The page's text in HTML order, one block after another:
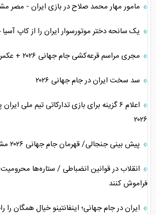
مامور مهار محمد صلاح در بازی ایران -
یک سانحه دختر موتورسوار ایران را از کاپ
مجری مراسم قرعه‌کشی جام جهانی ۲۰۲۶ + عکس
سد سخت ایران در جام جهانی ۲۰۲۶
اعلام ۶ گزینه برای بازی تدارکاتی تیم ملی
۲۰۲۶
پیش بینی جنجالی/ قهرمان جام جهانی ۲۰۲۶ مشخص شد! + عکس
انقلاب در قوانین انضباطی / ستاره‌ها
فراموش کنند
ایران در جام جهانی؛ اینفانتینو خیال همگان را